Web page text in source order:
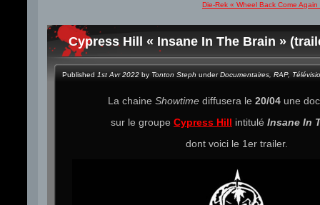
Die-Rek « Wheel Back Come
Cypress Hill « Insane In The Brain »
Published 1st Avr 2022 by Tonton Steph underDocumentaires RAP,
La chaine Showtimediffusera le 20/04une
sur le groupe Cypress Hill intitulé Insane In
dont voici le 1er trailer.